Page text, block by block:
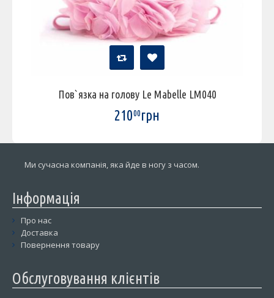
Пов`язка на голову Le Mabelle LM040
21000грн
Ми сучасна компанія, яка йде в ногу з часом.
Інформація
Про нас
Доставка
Повернення товару
Обслуговування клієнтів